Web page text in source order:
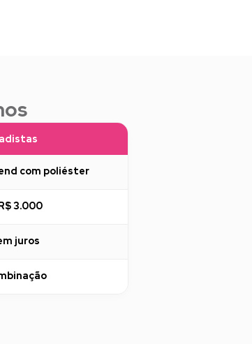
com poliéster
3.000
juros